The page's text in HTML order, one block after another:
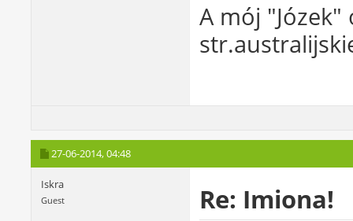
A mój "Józek"
27-06-2014,04:48
Iskra
Guest Re: Imiona!